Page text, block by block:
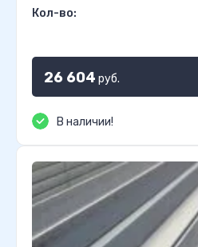
Кол-во:
26 604 руб.
В наличии!